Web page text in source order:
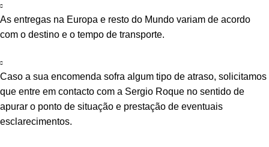
As entregas na Europa e resto do Mundo variam de acordo
com o destino e o tempo de transporte.
Caso a sua encomenda sofra algum tipo de atraso, solicitamos
que entre em contacto com a Sergio Roque no sentido de
apurar o ponto de situação e prestação de eventuais
esclarecimentos.